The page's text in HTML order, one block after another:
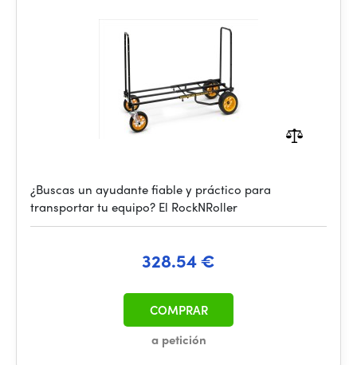
¿Buscas un ayudante fiable y práctico para
transportar tu equipo? El RockNRoller
328.54 €
a petición
COMPRAR